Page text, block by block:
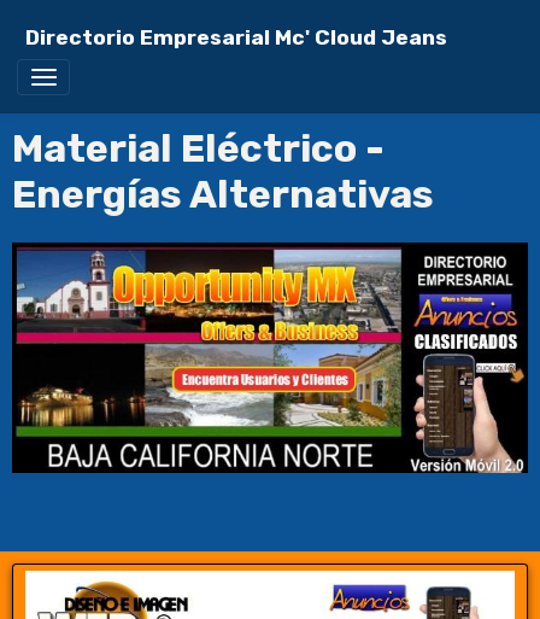
Directorio Empresarial Mc' Cloud Jeans
Material Eléctrico -
Energías Alternativas